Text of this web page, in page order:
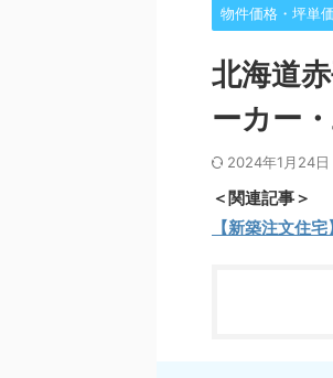
物件価格・坪単
北海道
ーカー
2024年1月24日
＜関連記事＞
【新築注文住